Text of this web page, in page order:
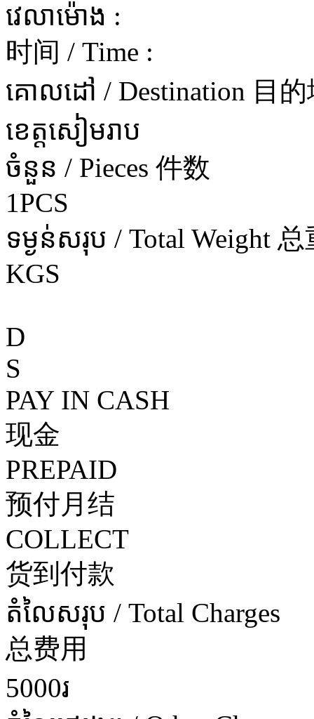
វេលាម៉ោង :
时间 / Time :
គោលដៅ / Destination 目的
ខេត្តសៀមរាប
ចំនួន / Pieces 件数
1PCS
ទម្ងន់សរុប / Total Weight 总
KGS
D
S
PAY IN CASH
现金
PREPAID
预付月结
COLLECT
货到付款
តំលៃសរុប / Total Charges
总费用
5000រ